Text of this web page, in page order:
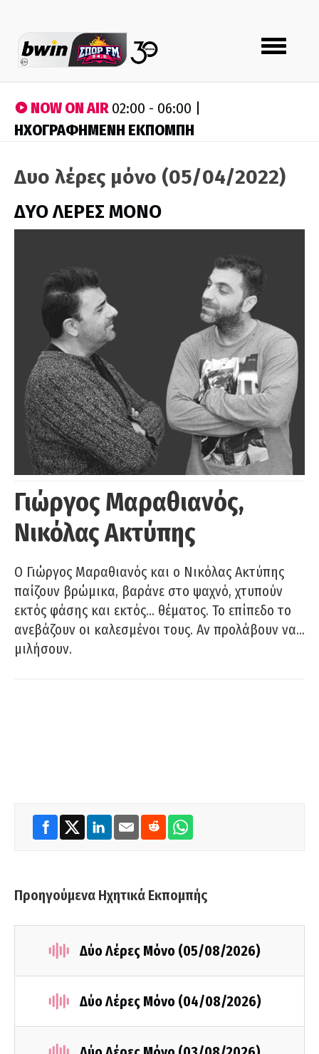
Toggle
navigation
NOW ON AIR02:00 - 06:00 |
ΗΧΟΓΡΑΦΗΜΕΝΗ ΕΚΠΟΜΠΗ
Δυο λέρες μόνο (05/04/2022)
ΔΥΟ ΛΕΡΕΣ ΜΟΝΟ
Γιώργος Μαραθιανός,
Νικόλας Ακτύπης
Ο Γιώργος Μαραθιανός και ο Νικόλας Ακτύπης
παίζουν βρώμικα, βαράνε στο ψαχνό, χτυπούν
εκτός φάσης και εκτός… θέματος. Το επίπεδο το
ανεβάζουν οι καλεσμένοι τους. Αν προλάβουν να…
μιλήσουν.
Προηγούμενα Ηχητικά Εκπομπής
Δύο Λέρες Μόνο (05/08/2026)
Δύο Λέρες Μόνο (04/08/2026)